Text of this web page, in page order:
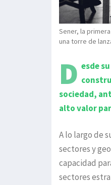
Sener, la
una torre de
D esde
sociedad,
alto valor
A lo largo de
sectores y
capacidad
sectores